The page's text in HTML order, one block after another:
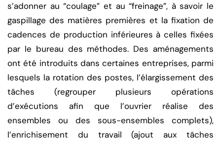
s’adonner au “coulage” et au “freinage”, à savoir le
gaspillage des matières premières et la fixation de
cadences de production inférieures à celles fixées
par le bureau des méthodes. Des aménagements
ont été introduits dans certaines entreprises, parmi
lesquels la rotation des postes, l’élargissement des
tâches (regrouper plusieurs opérations
d’exécutions afin que l’ouvrier réalise des
ensembles ou des sous-ensembles complets),
l’enrichisement du travail (ajout aux tâches